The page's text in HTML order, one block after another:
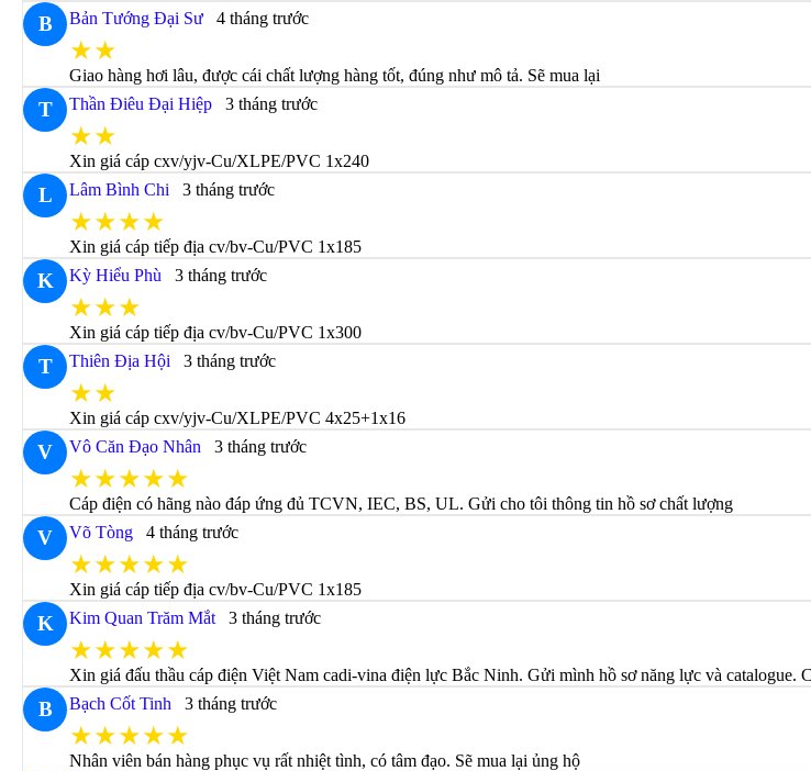
B Bản Tướng Đại Sư 4 tháng trước
★★
Giao hàng hơi lâu, được cái chất lượng hàng tốt, đúng như mô tả. Sẽ mua lại
T Thần Điêu Đại Hiệp 3 tháng trước
★★
Xin giá cáp cxv/yjv-Cu/XLPE/PVC 1x240
L Lâm Bình Chi 3 tháng trước
★★★★
Xin giá cáp tiếp địa cv/bv-Cu/PVC 1x185
K Kỳ Hiểu Phù 3 tháng trước
★★★
Xin giá cáp tiếp địa cv/bv-Cu/PVC 1x300
T Thiên Địa Hội 3 tháng trước
★★
Xin giá cáp cxv/yjv-Cu/XLPE/PVC 4x25+1x16
V Vô Căn Đạo Nhân 3 tháng trước
★★★★★
Cáp điện có hãng nào đáp ứng đủ TCVN, IEC, BS, UL. Gửi cho tôi thông tin hồ sơ chất lượng
V Võ Tòng 4 tháng trước
★★★★★
Xin giá cáp tiếp địa cv/bv-Cu/PVC 1x185
K Kim Quan Trăm Mắt 3 tháng trước
★★★★★
Xin giá đấu thầu cáp điện Việt Nam cadi-vina điện lực Bắc Ninh. Gửi mình hồ sơ năng lực và catalogue.
B Bạch Cốt Tinh 3 tháng trước
★★★★★
Nhân viên bán hàng phục vụ rất nhiệt tình, có tâm đạo. Sẽ mua lại ủng hộ